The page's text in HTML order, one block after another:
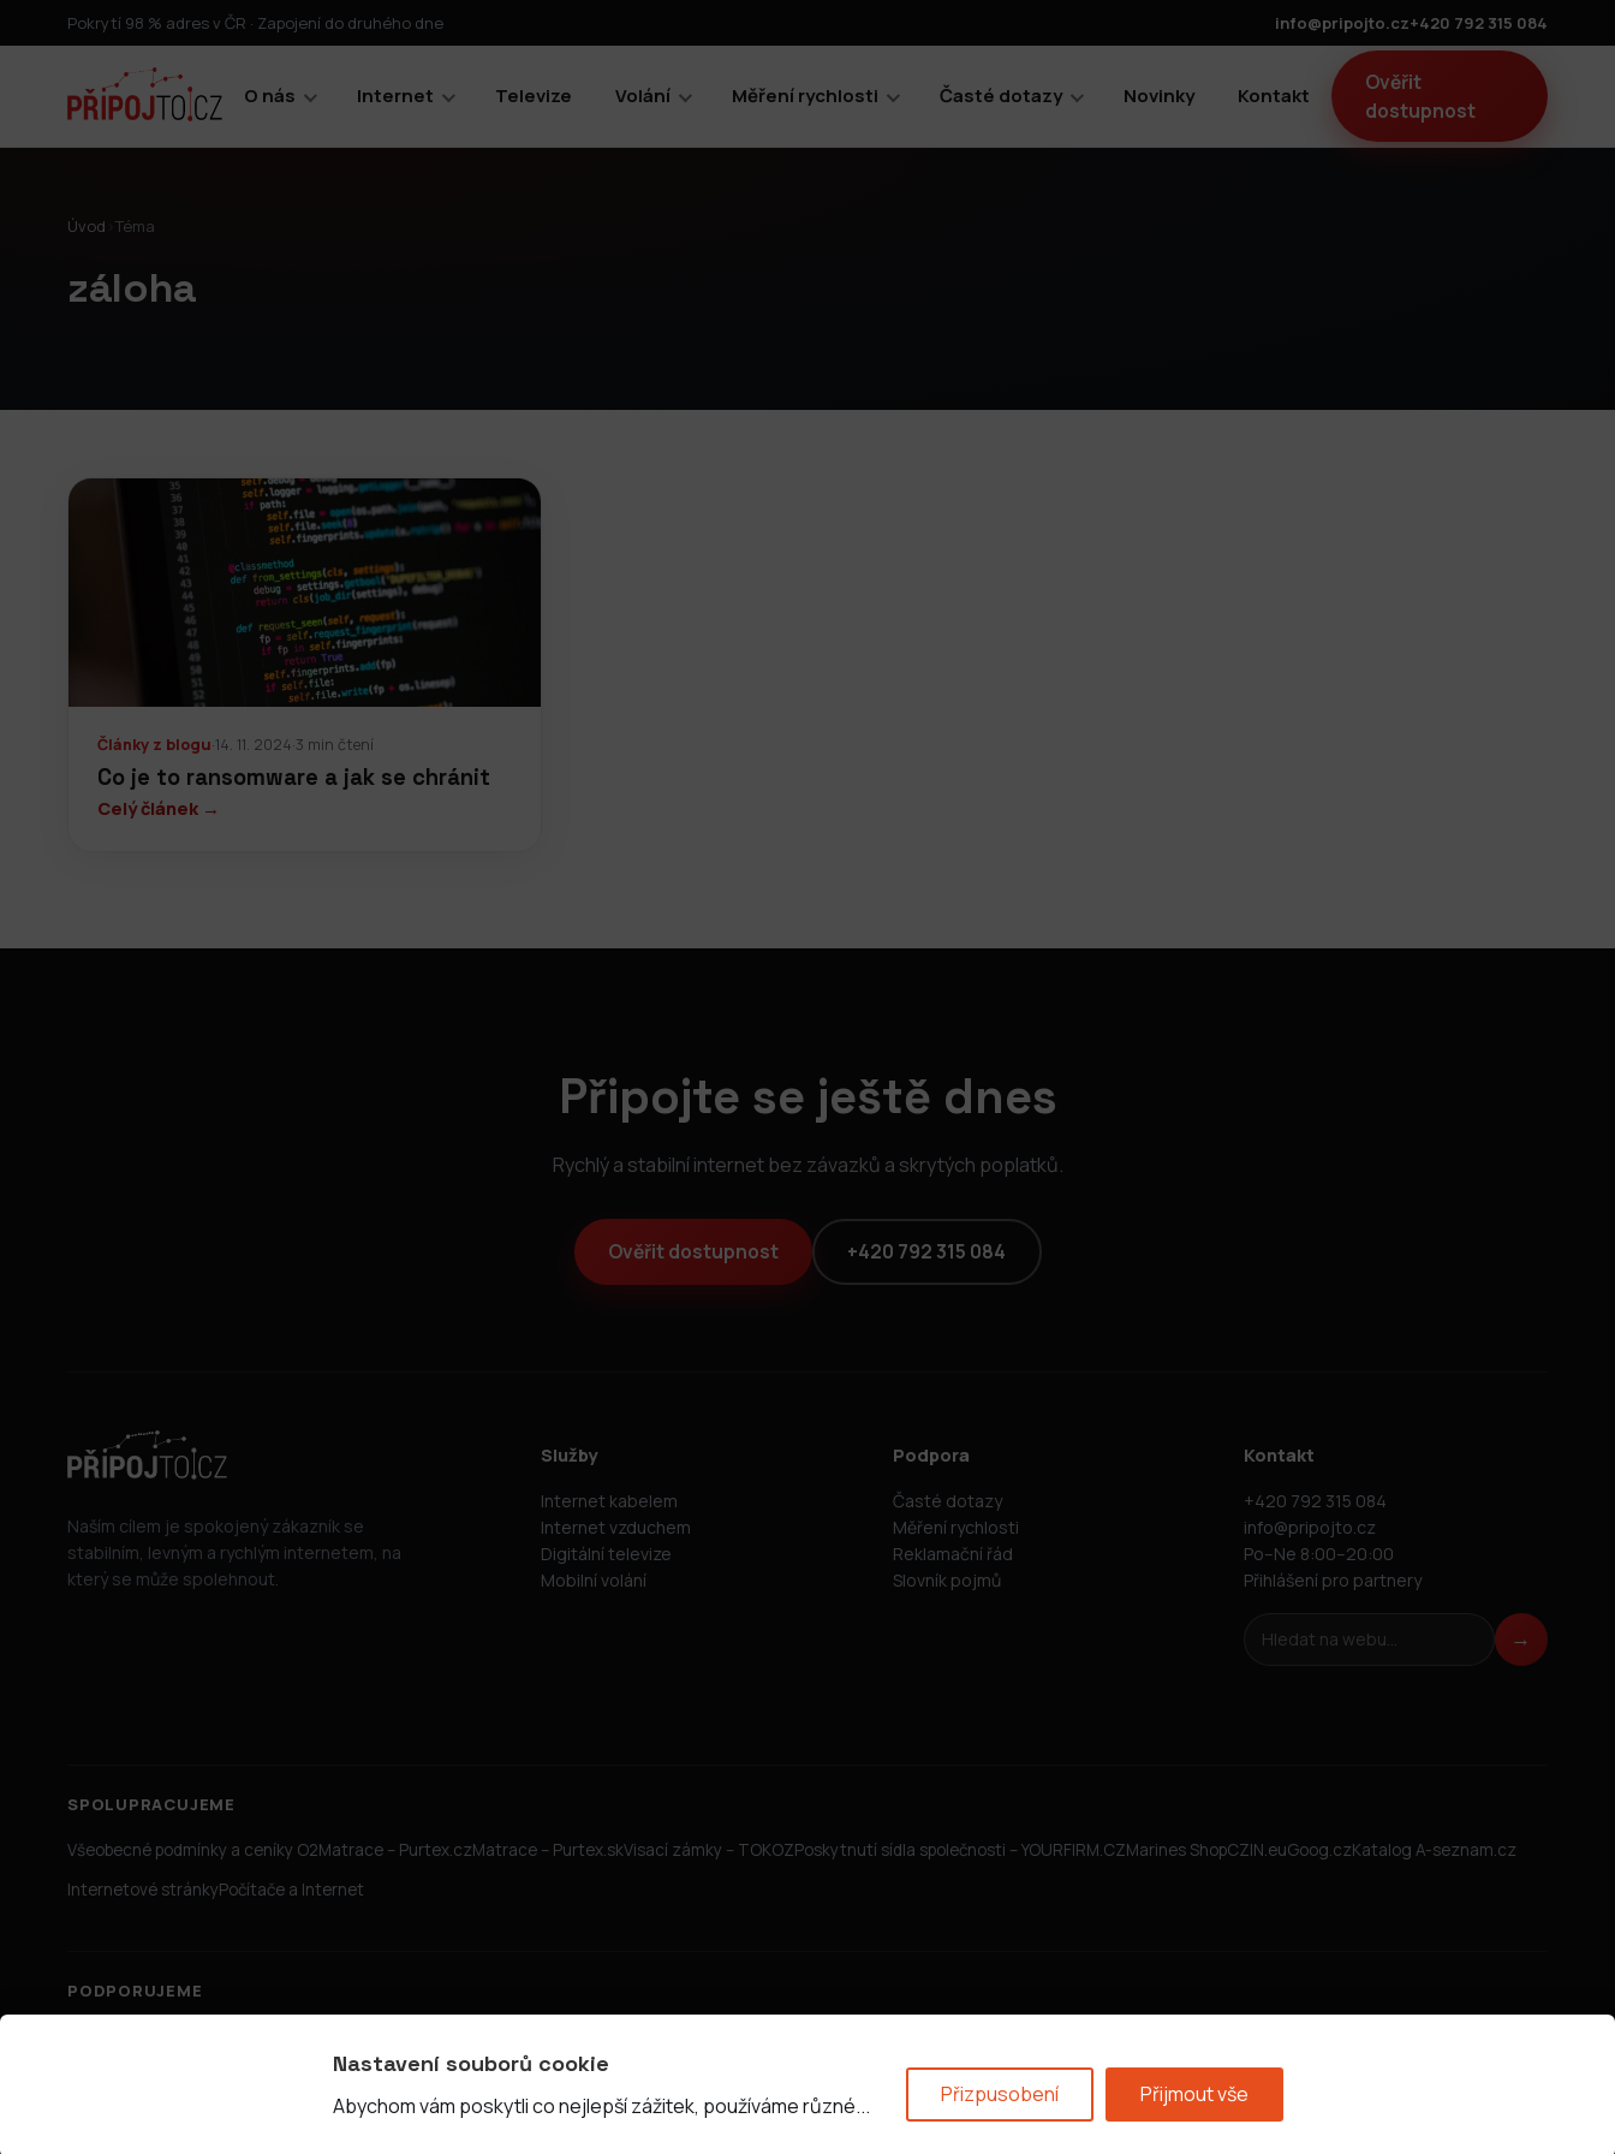
Pokrytí 98 % adres v ČR · Zapojení do druhého dne info@pripojto.cz+420 792 315 084
O nás Internet Televize Volání Měření rychlosti Časté dotazy Novinky Kontakt
Ověřit
dostupnost
Úvod Téma
záloha
Články z blogu·14. 11. 2024·3 min čtení
Co je to ransomware a jak se chránit
Celý článek →
Připojte se ještě dnes
Rychlý a stabilní internet bez závazků a skrytých poplatků.
Ověřit dostupnost +420 792 315 084
Naším cílem je spokojený zákazník se
stabilním, levným a rychlým internetem, na
který se může spolehnout.
Služby
Internet kabelem
Internet vzduchem
Digitální televize
Mobilní volání
Podpora
Časté dotazy
Měření rychlosti
Reklamační řád
Slovník pojmů
Kontakt
+420 792 315 084
info@pripojto.cz
Po–Ne 8:00–20:00
Přihlášení pro partnery
Hledat na webu →
SPOLUPRACUJEME
Všeobecné podmínky a ceníky O2Matrace – Purtex.czMatrace – Purtex.skVisací zámky – TOKOZPoskytnutí sídla společnosti – YOURFIRM.CZMarines ShopCZIN.euGoog.czKatalog A-seznam.cz
Internetové stránkyPočítače a Internet
PODPORUJEME
© 2026 PřipojTo.cz — KUBE Units s.r.o., IČ 06731465 Všeobecné obchodní podmínky
Nastavení souborů cookie
Abychom vám poskytli co nejlepší zážitek, používáme různé... Přizpusobení Přijmout vše